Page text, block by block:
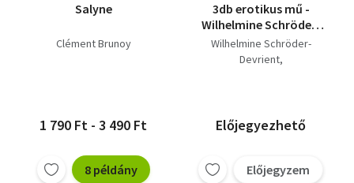
Salyne
Clément Brunoy
1 790 Ft - 3 490 Ft
8 példány
3db erotikus mű -
Wilhelmine Schröder-
Devrient-Egy énekesnő
emlékiratai, A
Wilhelmine Schröder-
Devrient
Előjegyezhető
Előjegyzem